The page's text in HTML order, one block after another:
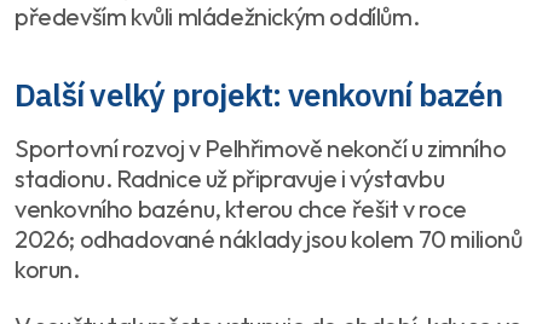
především kvůli mládežnickým oddílům.
Další velký projekt: venkovní bazén
Sportovní rozvoj v Pelhřimově nekončí u zimního
stadionu. Radnice už připravuje i výstavbu
venkovního bazénu, kterou chce řešit v roce
2026; odhadované náklady jsou kolem 70 milionů
korun.